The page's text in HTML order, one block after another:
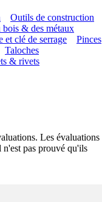
Outils de construction
& des métaux
et clé de serrage
Pinces
Taloches
& rivets
Les évaluations
pas prouvé qu'ils